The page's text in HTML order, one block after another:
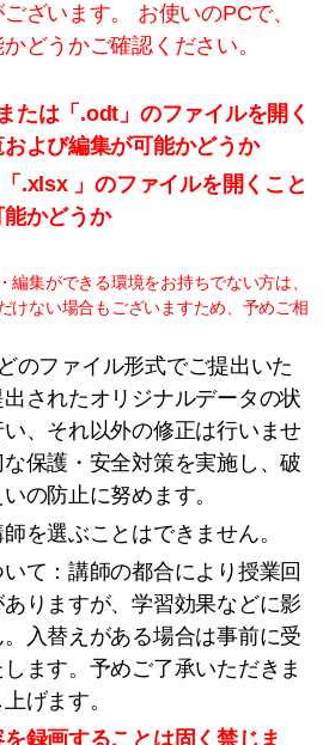
ざいます。
お使いのPCで、
どうかご確認ください。
たは「.odt」のファイルを開く
よび編集が可能かどうか
.xlsx 」のファイルを開くこと
かどうか
編集ができる環境をお持ちでない方は、
けない場合もございますため、予めご相
のファイル形式でご提出いた
されたオリジナルデータの状
、それ以外の修正は行いませ
保護・安全対策を実施し、破
の防止に努めます。
を選ぶことはできません。
て：講師の都合により授業回
りますが、学習効果などに影
入替えがある場合は事前に受
ます。予めご了承いただきま
げます。
を録画することは 固く禁じま